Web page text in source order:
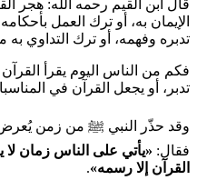
قال ابن القيم رحمه الله: هجر
الإيمان به، أو ترك العمل
تدبره وفهمه، أو ترك التداوي
فكم من الناس اليوم يقرأ
تدبر، أو يجعل القرآن في
وقد حذّر النبي ﷺ من زمن يُعرض
فقال: «يأتي على الناس زمان لا
القرآن إلا رسمه»
.